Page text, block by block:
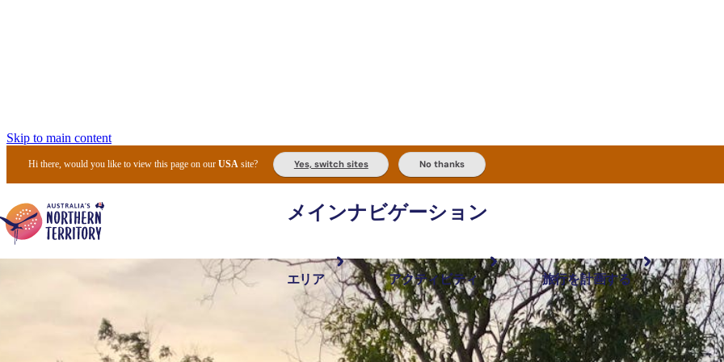
Skip to main content
Hi there, would you like to view this page on ourUSA site? Yes, switch sites No thanks
メインナビゲーション
エリア
最も人気が高い場所 アウトバックとアウトドア 地域ごとに散
アクティビティ
体験 旅行タイプ 現地でしたいこと
旅行を計画する
計画と予約 実用的な情報 計画ツール
検索: